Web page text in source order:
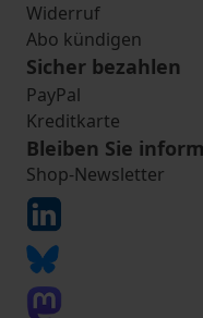
Widerruf
Abo kündigen
Sicher bezahlen
PayPal
Kreditkarte
Bleiben Sie
Shop-Newsletter